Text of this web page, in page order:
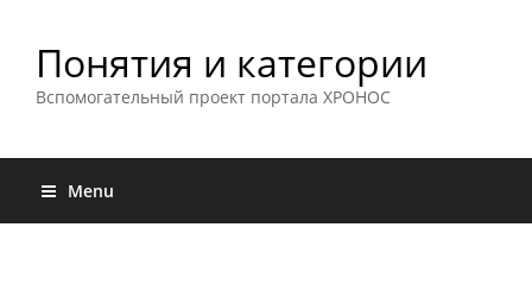
Понятия и категории
Вспомогательный проект портала ХРОНОС
Menu